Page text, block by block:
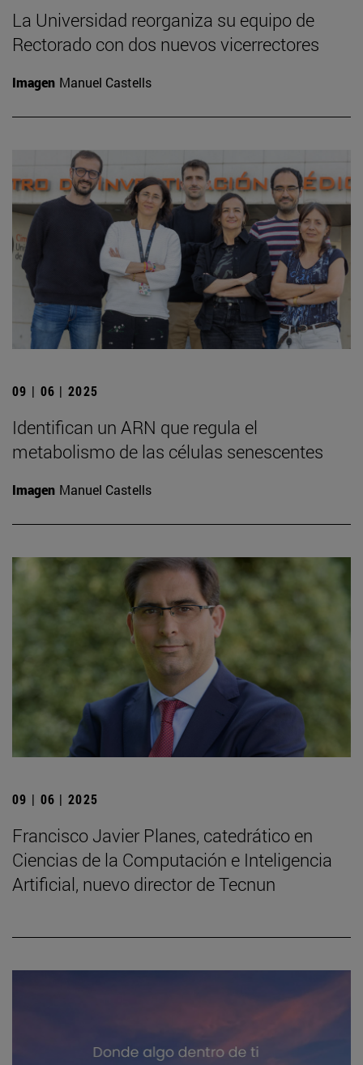
La Universidad reorganiza su equipo de
Rectorado con dos nuevos vicerrectores
Imagen Manuel Castells
09 | 06 | 2025
Identifican un ARN que regula el
metabolismo de las células senescentes
Imagen Manuel Castells
09 | 06 | 2025
Francisco Javier Planes, catedrático en
Ciencias de la Computación e Inteligencia
Artificial, nuevo director de Tecnun